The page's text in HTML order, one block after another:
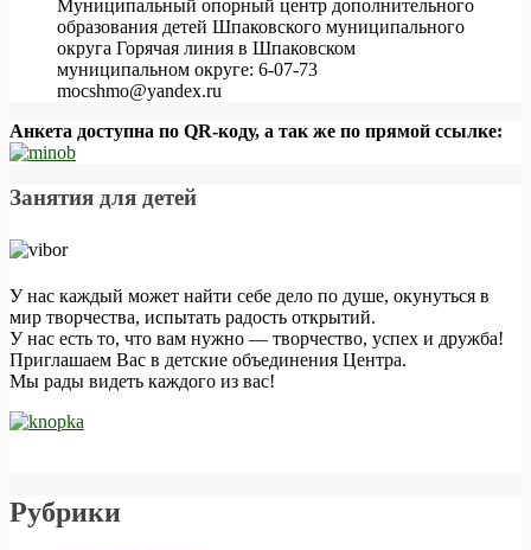
Муниципальный опорный центр дополнительного
образования детей Шпаковского муниципального
округа Горячая линия в Шпаковском
муниципальном округе: 6-07-73
mocshmo@yandex.ru
Анкета доступна по QR-коду, а так же по прямой ссылке:
Занятия для детей
У нас каждый может найти себе дело по душе, окунуться в
мир творчества, испытать радость открытий.
У нас есть то, что вам нужно — творчество, успех и дружба!
Приглашаем Вас в детские объединения Центра.
Мы рады видеть каждого из вас!
Рубрики